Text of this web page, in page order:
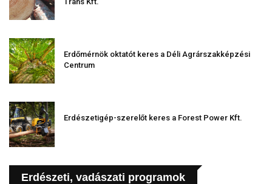
Erdőmérnök oktatót keres a Déli Agrárszakképzési
Centrum
Erdészetigép-szerelőt keres a Forest Power Kft.
Erdészeti, vadászati programok